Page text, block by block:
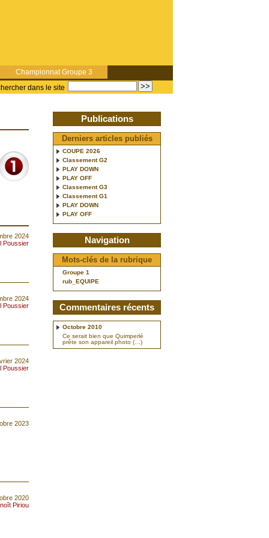
Championnat Groupe 3
dans le site
2024
Poussier
2024
Poussier
2024
Poussier
2023
2020
Piriou
Publications
Derniers articles publiés
COUPE 2026
Classement G2
PLAY DOWN
PLAY OFF
Classement G3
Classement G1
PLAY DOWN
PLAY OFF
Navigation
Mots-clés de la rubrique
Groupe 1
rub_EQUIPE
Commentaires récents
Octobre 2010
Ce serait bien que Quimperlé
prête son appareil photo (…)